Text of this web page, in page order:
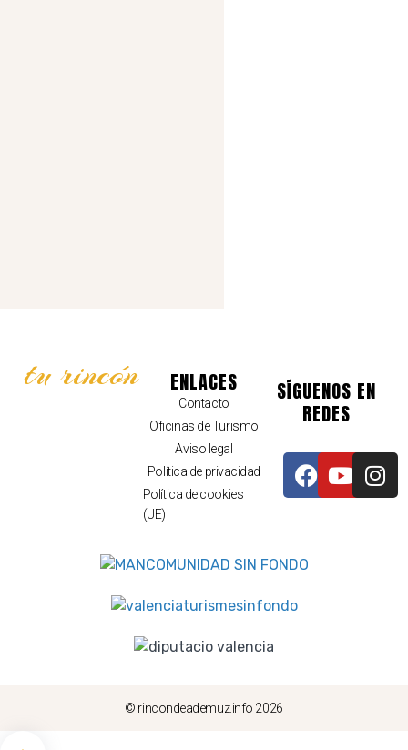
tu rincón ENLACES
Contacto
Oficinas de Turismo
Aviso legal
Política de privacidad
Política de cookies
(UE)
SÍGUENOS EN
REDES
© rincondeademuz.info 2026